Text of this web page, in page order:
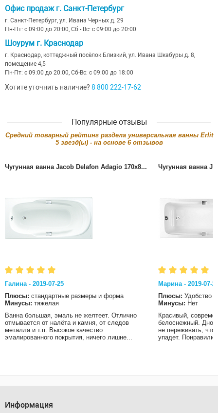
Офис продаж г. Санкт-Петербург
г. Санкт-Петербург, ул. Ивана Черных д. 29
Пн-Пт: с 09:00 до 20:00, Сб - Вс: с 09:00 до 20:00
Шоурум г. Краснодар
г. Краснодар, коттеджный посёлок Близкий, ул. Ивана Шкабуры д. 8,
помещение 4,5
Пн-Пт: с 09:00 до 20:00, Сб-Вс: с 09:00 до 18:00
Хотите уточнить наличие? 8 800 222-17-62
Популярные отзывы
Cредний товарный рейтинг раздела универсальная ванны Erlit
5звезд(ы) - на основе 6отзывов
Чугунная ванна Jacob Delafon Adagio 170x8...
Галина - 2019-07-25
Плюсы: стандартные размеры и форма
Минусы: тяжелая
Ванна большая, эмаль не желтеет. Отлично
отмывается от налёта и камня, от следов
металла и т.п. Высокое качество
эмалированного покрытия, ничего лишне...
Чугунная ванна
Марина - 2019-07-
Плюсы: Удобство
Минусы: Нет
Красивый,
белоснежный. Дно
не переживать, что
упадет.
Информация